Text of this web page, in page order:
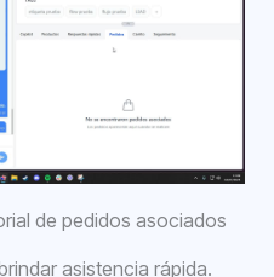
de pedidos asociados
asistencia rápida.